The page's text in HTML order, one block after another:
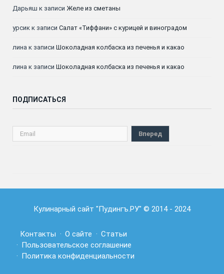
Дарьяш к записи Желе из сметаны
урсик к записи Салат «Тиффани» с курицей и виноградом
лина к записи Шоколадная колбаска из печенья и какао
лина к записи Шоколадная колбаска из печенья и какао
ПОДПИСАТЬСЯ
Кулинарный сайт "Пудингъ.РУ" © 2014 - 2024
Контакты О сайте
Статьи
Пользовательское соглашение
Политика конфиденциальности